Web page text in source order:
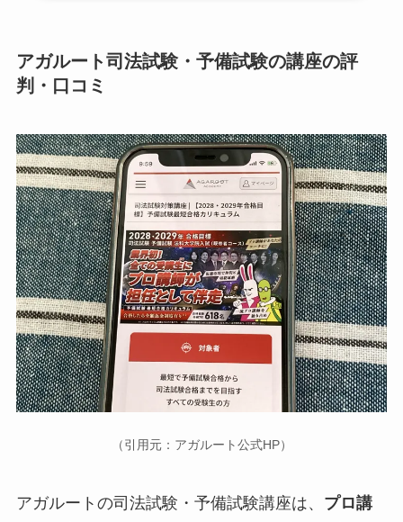
アガルート司法試験・予備試験の講座の評
判・口コミ
（引用元：アガルート公式HP）
アガルートの司法試験・予備試験講座は、 プロ講